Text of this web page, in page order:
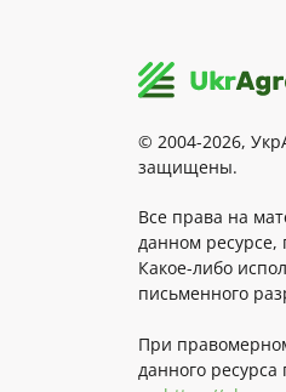
© 2004-2026,
защищены.
Все права на
данном ресурсе,
Какое-либо
письменного
При
данного ресурса